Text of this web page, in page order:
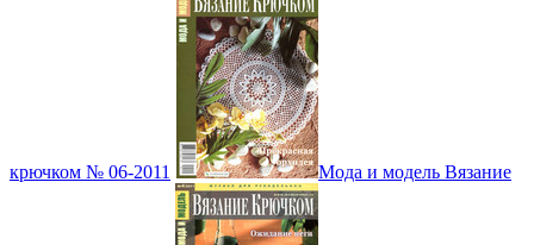
крючком № 06-2011 Мода и модель Вязание